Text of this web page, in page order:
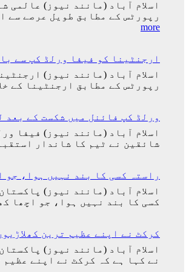
اسلام آباد (مانند نیوز)
رپورٹس کے مطابق طویل عرصے سے
more
:
اور
جارجینا
روڈریگز
کی
کی
تاریخ
سامنے
آ
ارجنٹینا کو فیفا ورلڈ کپ سے باہر نکالنے کی
رپورٹس کے مطابق ارجنٹینا کے خلاف درخواست پر 23,316,108 افراد دستخط کر چکے ہیں جو گنیز
ورلڈ کپ فائنل میں شکست کے
شائقین نے ٹیم کا شاندار
راستہ کسی کا بند نہیں ہوا، جو
اسلام آباد (مانند نیوز)
کسی کا بند نہیں ہوا، جو اچھا
کرکٹ نے اپنے عظیم ترین
اسلام آباد (مانند نیوز)
نے کہا ہے کہ کرکٹ نے اپنے